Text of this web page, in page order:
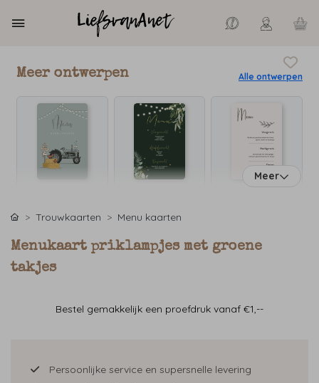
Meer ontwerpen Alle ontwerpen
Meer
Trouwkaarten Menu kaarten
Menukaart priklampjes met groene
takjes
Bestel gemakkelijk een proefdruk vanaf €1,--
Persoonlijke service en supersnelle levering